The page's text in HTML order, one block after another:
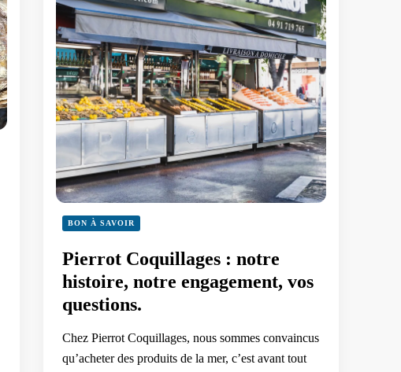
BON À SAVOIR
Pierrot Coquillages : notre
histoire, notre engagement, vos
questions.
Chez Pierrot Coquillages, nous sommes convaincus
qu’acheter des produits de la mer, c’est avant tout